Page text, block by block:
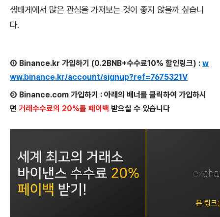
생태게에서 많은 관심을 가져보는 것이 좋지 않을까 싶습니
다.
① Binance.kr 가입하기 (0.2BNB+수수료10% 할인링크) : w
ww.binance.kr/account/signup?ref=7675321V
② Binance.com 가입하기 : 아래의 배너를 클릭하여 가입하시
면 거래수수료의 20%를 페이백 받으실 수 있습니다